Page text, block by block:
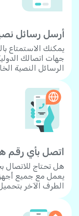
أرسل رسائل
يمكنك الاستمتاع
جهات اتصالك
الرسائل النصية
اتصل بأي رقم
يعمل مع جميع
الطرف الآخر